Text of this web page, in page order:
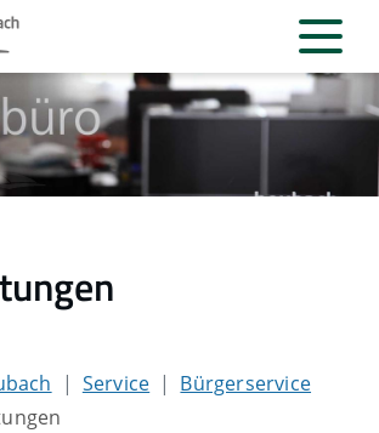
Service
Bürgerservice